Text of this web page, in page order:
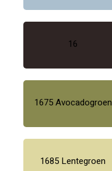
16
1675 Avocadogroen
1685 Lentegroen